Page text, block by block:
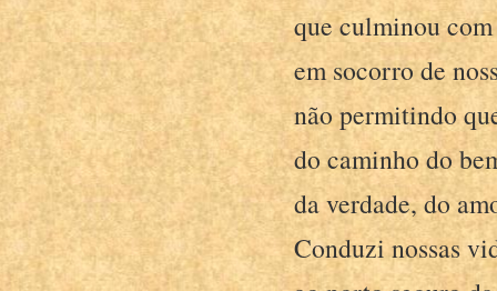
que culminou
em socorro de
não permitindo
do caminho do
da verdade, do
Conduzi nossas